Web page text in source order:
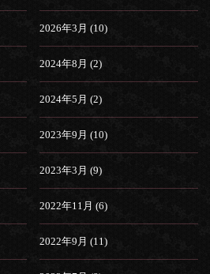
2026年3月 (10)
2024年8月 (2)
2024年5月 (2)
2023年9月 (10)
2023年3月 (9)
2022年11月 (6)
2022年9月 (11)